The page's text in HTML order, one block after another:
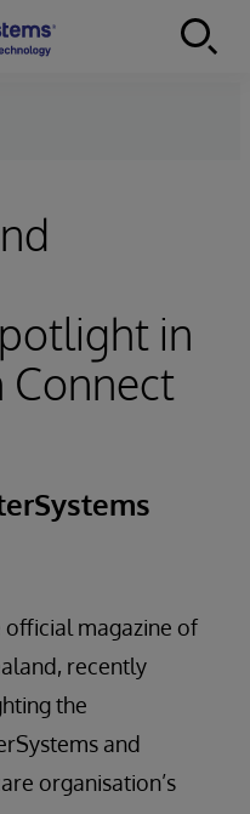
in
official magazine of
recently
the
and
organisation’s